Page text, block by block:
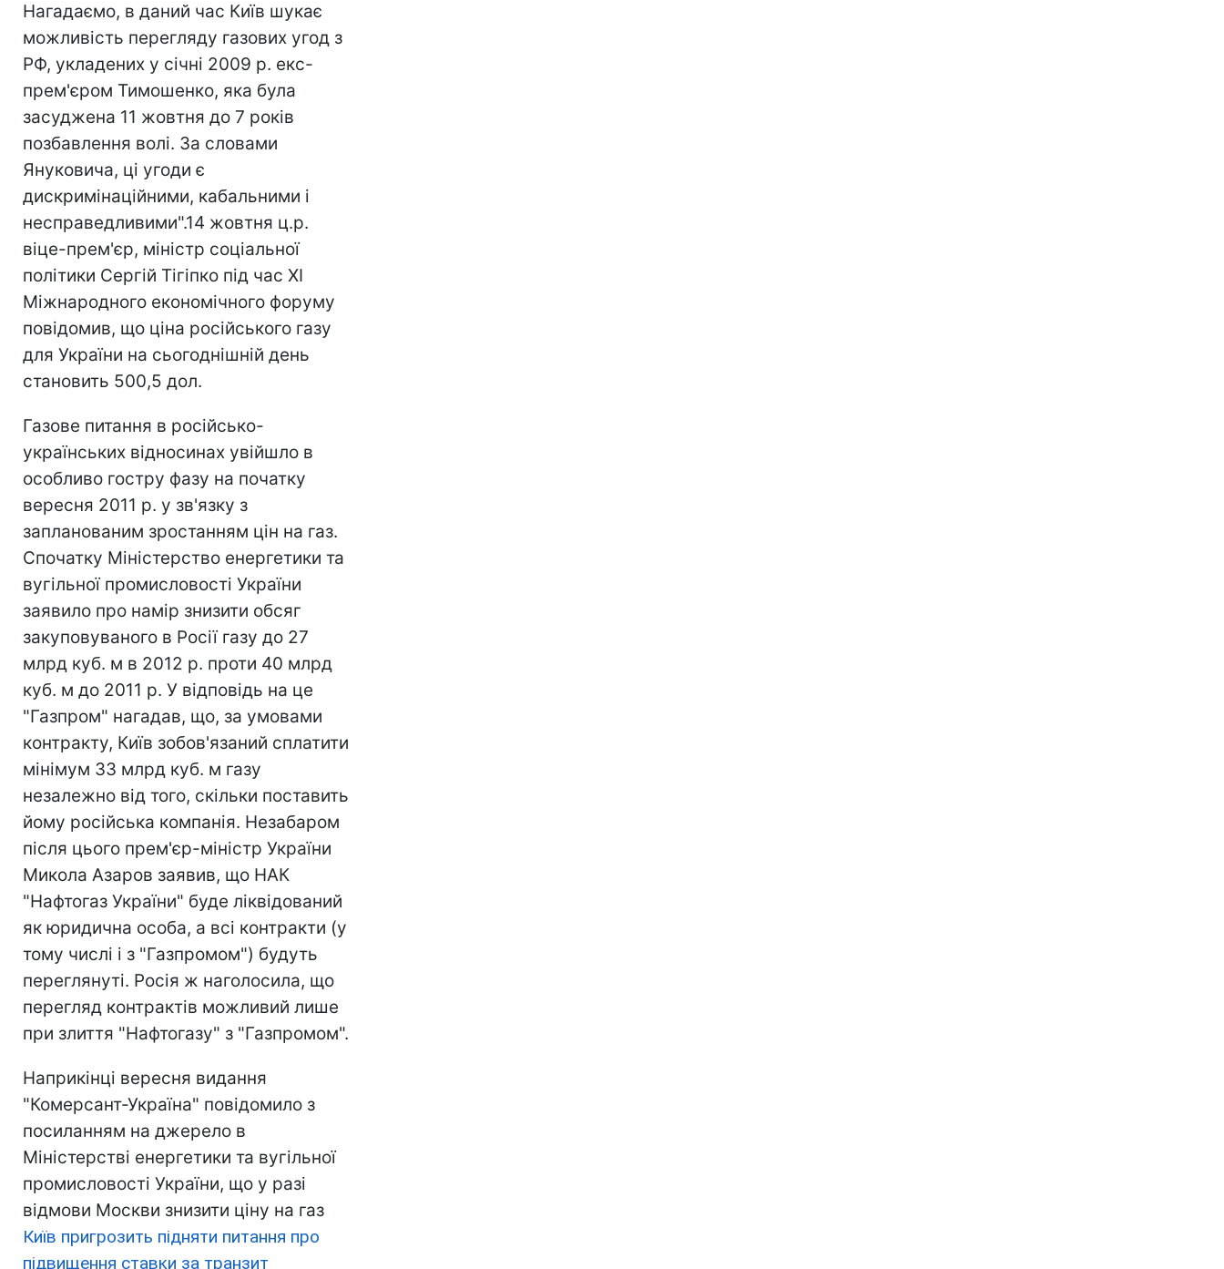
Нагадаємо, в даний час Київ шукає
можливість перегляду газових угод з
РФ, укладених у січні 2009 р. екс-
прем'єром Тимошенко, яка була
засуджена 11 жовтня до 7 років
позбавлення волі. За словами
Януковича, ці угоди є
дискримінаційними, кабальними і
несправедливими".14 жовтня ц.р.
віце-прем'єр, міністр соціальної
політики Сергій Тігіпко під час XI
Міжнародного економічного форуму
повідомив, що ціна російського газу
для України на сьогоднішній день
становить 500,5 дол.
Газове питання в російсько-
українських відносинах увійшло в
особливо гостру фазу на початку
вересня 2011 р. у зв'язку з
запланованим зростанням цін на газ.
Спочатку Міністерство енергетики та
вугільної промисловості України
заявило про намір знизити обсяг
закуповуваного в Росії газу до 27
млрд куб. м в 2012 р. проти 40 млрд
куб. м до 2011 р. У відповідь на це
"Газпром" нагадав, що, за умовами
контракту, Київ зобов'язаний сплатити
мінімум 33 млрд куб. м газу
незалежно від того, скільки поставить
йому російська компанія. Незабаром
після цього прем'єр-міністр України
Микола Азаров заявив, що НАК
"Нафтогаз України" буде ліквідований
як юридична особа, а всі контракти (у
тому числі і з "Газпромом") будуть
переглянуті. Росія ж наголосила, що
перегляд контрактів можливий лише
при злиття "Нафтогазу" з "Газпромом".
Наприкінці вересня видання
"Комерсант-Україна" повідомило з
посиланням на джерело в
Міністерстві енергетики та вугільної
промисловості України, що у разі
відмови Москви знизити ціну на газ
Київ пригрозить підняти питання про
підвищення ставки за транзит